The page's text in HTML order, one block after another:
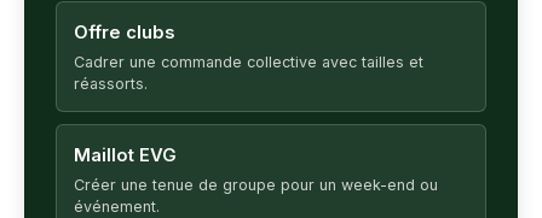
Offre clubs
Cadrer une commande collective avec tailles et
réassorts.
Maillot EVG
Créer une tenue de groupe pour un week-end ou
événement.